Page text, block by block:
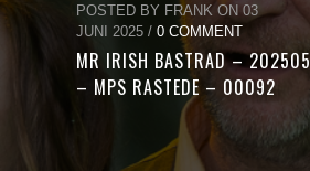
POSTED BY FRANK ON 03
JUNI 2025 / 0 COMMENT
MR IRISH BASTRAD – 202505
– MPS RASTEDE – 00092